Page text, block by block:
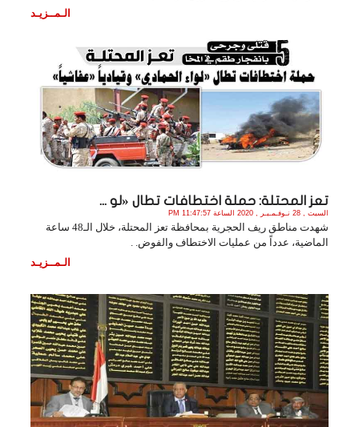
الـمــزيـد
تعز المحتلة: حملة اختطافات تطال «لو ...
السبت , 28 نـوفـمـبـر , 2020 الساعة 11:47:57 PM
شهدت مناطق ريف الحجرية بمحافظة تعز المحتلة، خلال الـ48 ساعة
الماضية، عدداً من عمليات الاختطاف والفوض. .
الـمــزيـد